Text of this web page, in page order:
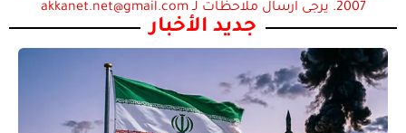
2007. يرجى ارسال ملاحظات لـ akkanet.net@gmail.com
جديد الأخبار